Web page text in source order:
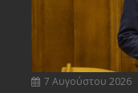
7 Αυγούστου 2026